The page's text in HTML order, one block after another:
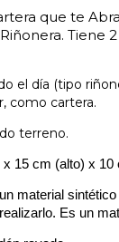
que te
el día (tipo
como cartera.
terreno.
15 cm (alto) x 10
material
Es un